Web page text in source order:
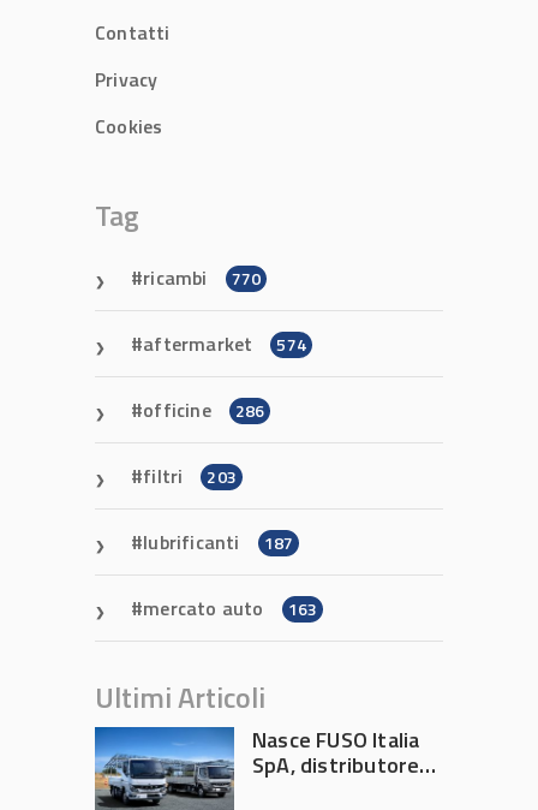
Contatti
Privacy
Cookies
Tag
ricambi 770
aftermarket 574
officine 286
filtri 203
lubrificanti 187
mercato auto 163
Ultimi Articoli
Nasce FUSO Italia
SpA, distributore